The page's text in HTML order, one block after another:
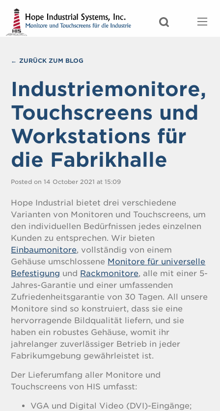
ZURÜCK ZUM BLOG
Industriemonitore,
Touchscreens und
Workstations für
die Fabrikhalle
Posted on 14 October 2021 at 15:09
Hope Industrial bietet drei verschiedene
Varianten von Monitoren und Touchscreens, um
den individuellen Bedürfnissen jedes einzelnen
Kunden zu entsprechen. Wir bieten
Einbaumonitore, vollständig von einem
Gehäuse umschlossene Monitore für universelle
Befestigung und Rackmonitore, alle mit einer 5-
Jahres-Garantie und einer umfassenden
Zufriedenheitsgarantie von 30 Tagen. All unsere
Monitore sind so konstruiert, dass sie eine
hervorragende Bildqualität liefern, und sie
haben ein robustes Gehäuse, womit ihr
jahrelanger zuverlässiger Betrieb in jeder
Fabrikumgebung gewährleistet ist.
Der Lieferumfang aller Monitore und
Touchscreens von HIS umfasst:
VGA und Digital Video (DVI)-Eingänge;